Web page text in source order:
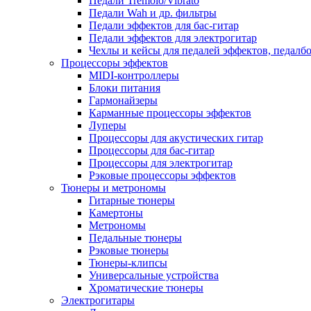
Педали Wah и др. фильтры
Педали эффектов для бас-гитар
Педали эффектов для электрогитар
Чехлы и кейсы для педалей эффектов,
Процессоры эффектов
MIDI-контроллеры
Блоки питания
Гармонайзеры
Карманные процессоры эффектов
Луперы
Процессоры для акустических гитар
Процессоры для бас-гитар
Процессоры для электрогитар
Рэковые процессоры эффектов
Тюнеры и метрономы
Гитарные тюнеры
Камертоны
Метрономы
Педальные тюнеры
Рэковые тюнеры
Тюнеры-клипсы
Универсальные устройства
Хроматические тюнеры
Электрогитары